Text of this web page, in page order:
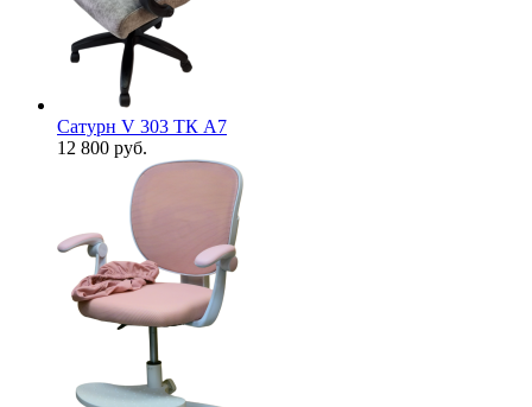
Сатурн V 303 ТК А7
12 800 руб.